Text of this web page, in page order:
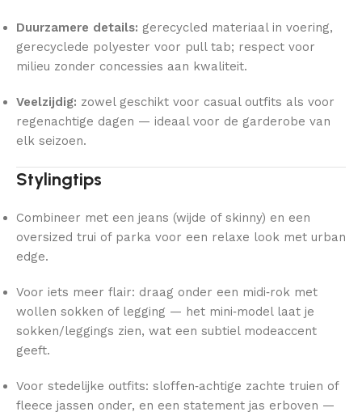
Duurzamere details: gerecycled materiaal in voering,
gerecyclede polyester voor pull tab; respect voor
milieu zonder concessies aan kwaliteit.
Veelzijdig: zowel geschikt voor casual outfits als voor
regenachtige dagen — ideaal voor de garderobe van
elk seizoen.
Stylingtips
Combineer met een jeans (wijde of skinny) en een
oversized trui of parka voor een relaxe look met urban
edge.
Voor iets meer flair: draag onder een midi‑rok met
wollen sokken of legging — het mini‑model laat je
sokken/leggings zien, wat een subtiel modeaccent
geeft.
Voor stedelijke outfits: sloffen‑achtige zachte truien of
fleece jassen onder, en een statement jas erboven —